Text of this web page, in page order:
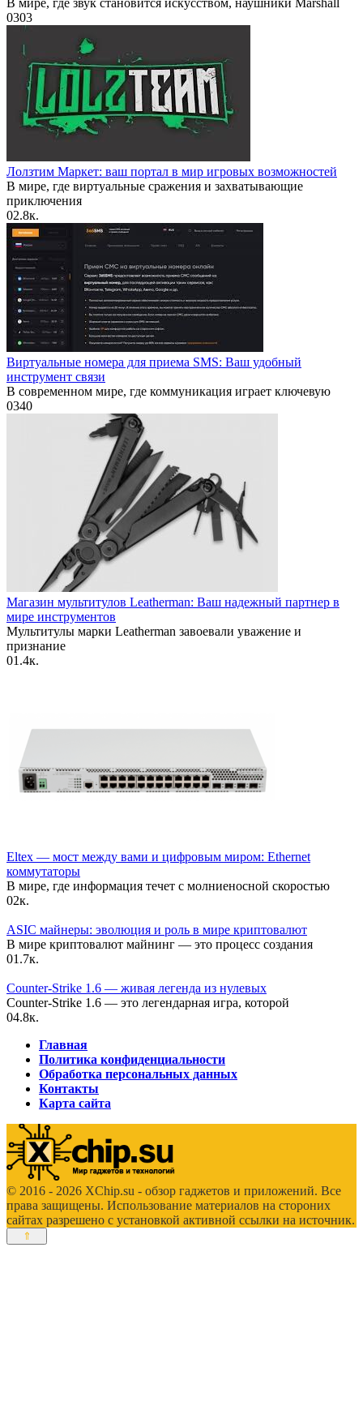
В мире, где звук становится искусством, наушники Marshall
0303
Лолзтим Маркет: ваш портал в мир игровых возможностей
В мире, где виртуальные сражения и захватывающие
приключения
02.8к.
Виртуальные номера для приема SMS: Ваш удобный
инструмент связи
В современном мире, где коммуникация играет ключевую
0340
Магазин мультитулов Leatherman: Ваш надежный партнер в
мире инструментов
Мультитулы марки Leatherman завоевали уважение и
признание
01.4к.
Eltex — мост между вами и цифровым миром: Ethernet
коммутаторы
В мире, где информация течет с молниеносной скоростью
02к.
ASIC майнеры: эволюция и роль в мире криптовалют
В мире криптовалют майнинг — это процесс создания
01.7к.
Counter-Strike 1.6 — живая легенда из нулевых
Counter-Strike 1.6 — это легендарная игра, которой
04.8к.
Главная
Политика конфиденциальности
Обработка персональных данных
Контакты
Карта сайта
© 2016 - 2026 XChip.su - обзор гаджетов и приложений. Все
права защищены. Использование материалов на стороних
сайтах разрешено с установкой активной ссылки на источник.